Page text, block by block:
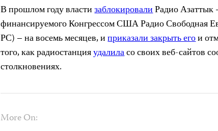
В прошлом году властизаблокировалиРадио Азаттык
финансируемого Конгрессом США Радио Свободная
РС) – на восемь месяцев, иприказали закрыть егои
того, как радиостанцияудалиласо своих веб-сайтов
столкновениях.
More On: